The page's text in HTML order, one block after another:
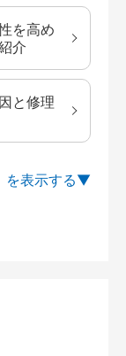
を高め
介
と修理
を